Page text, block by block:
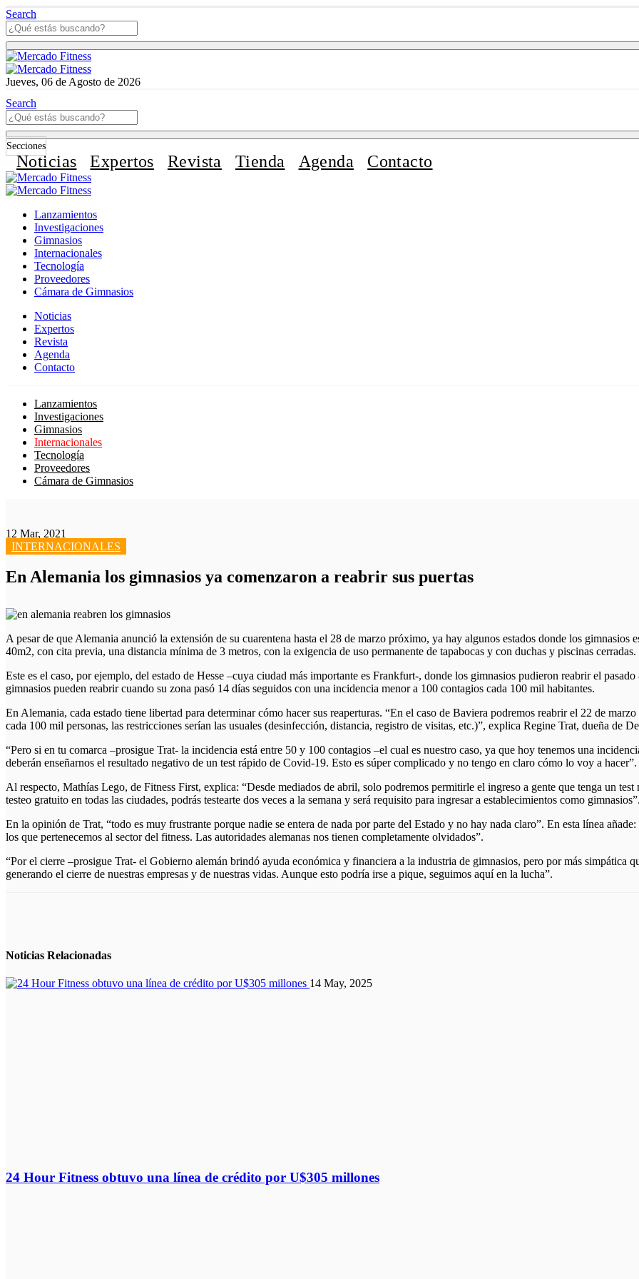
Search
Jueves, 06 de Agosto de 2026
Search
Secciones
Noticias Expertos Revista Tienda Agenda Contacto
Lanzamientos
Investigaciones
Gimnasios
Internacionales
Tecnología
Proveedores
Cámara de Gimnasios
Noticias
Expertos
Revista
Agenda
Contacto
Lanzamientos
Investigaciones
Gimnasios
Internacionales
Tecnología
Proveedores
Cámara de Gimnasios
12 Mar, 2021
INTERNACIONALES
En Alemania los gimnasios ya comenzaron a reabrir sus puertas
A pesar de que Alemania anunció la extensión de su cuarentena hasta el 28 de marzo próximo, ya hay algunos estados donde los gimnasios
40m2, con cita previa, una distancia mínima de 3 metros, con la exigencia de uso permanente de tapabocas y con duchas y piscinas cerradas.
Este es el caso, por ejemplo, del estado de Hesse –cuya ciudad más importante es Frankfurt-, donde los gimnasios pudieron reabrir el
gimnasios pueden reabrir cuando su zona pasó 14 días seguidos con una incidencia menor a 100 contagios cada 100 mil habitantes.
En Alemania, cada estado tiene libertad para determinar cómo hacer sus reaperturas. “En el caso de Baviera podremos reabrir el 22 de
cada 100 mil personas, las restricciones serían las usuales (desinfección, distancia, registro de visitas, etc.)”, explica Regine Trat, dueña de
“Pero si en tu comarca –prosigue Trat- la incidencia está entre 50 y 100 contagios –el cual es nuestro caso, ya que hoy tenemos una
deberán enseñarnos el resultado negativo de un test rápido de Covid-19. Esto es súper complicado y no tengo en claro cómo lo voy a hacer”.
Al respecto, Mathías Lego, de Fitness First, explica: “Desde mediados de abril, solo podremos permitirle el ingreso a gente que tenga un
testeo gratuito en todas las ciudades, podrás testearte dos veces a la semana y será requisito para ingresar a establecimientos como gimnasios”.
En la opinión de Trat, “todo es muy frustrante porque nadie se entera de nada por parte del Estado y no hay nada claro”. En esta línea
los que pertenecemos al sector del fitness. Las autoridades alemanas nos tienen completamente olvidados”.
“Por el cierre –prosigue Trat- el Gobierno alemán brindó ayuda económica y financiera a la industria de gimnasios, pero por más simpática
generando el cierre de nuestras empresas y de nuestras vidas. Aunque esto podría irse a pique, seguimos aquí en la lucha”.
Noticias Relacionadas
14 May, 2025
24 Hour Fitness obtuvo una línea de crédito por U$305 millones